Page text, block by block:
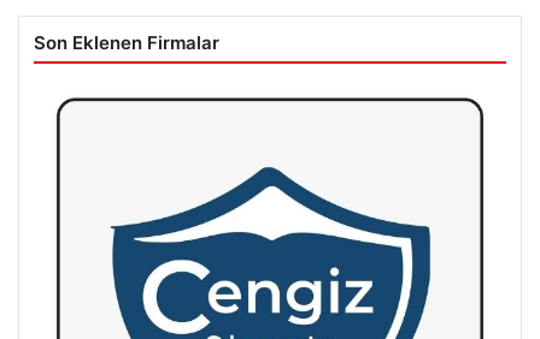
Son Eklenen Firmalar